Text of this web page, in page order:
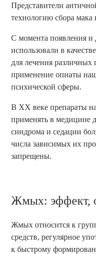
Представители
технологию сбора мака
С момента появления и
использовали в
для лечения
применение опиаты
психической сферы.
В XX веке препараты
применять в медицине
синдрома и седации
числа зависимых их
запрещены.
Жмых: эффект,
Жмых относится к
средств, регулярное
к быстрому